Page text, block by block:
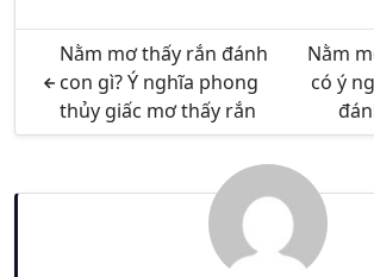
Nằm mơ thấy rắn đánh
con gì? Ý nghĩa phong
thủy giấc mơ thấy rắn
Nằm
có ý